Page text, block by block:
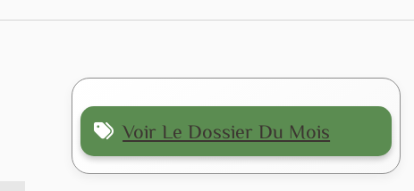
Voir Le Dossier Du Mois